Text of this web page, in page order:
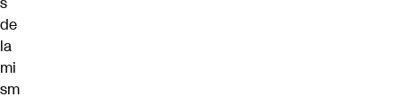
de
la
mi
sm